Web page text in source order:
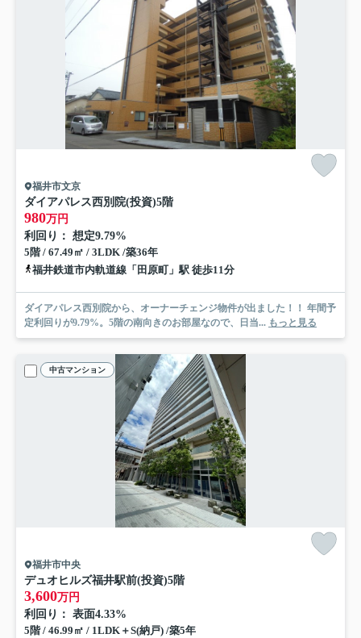
福井市文京
ダイアパレス西別院(投資)5階
980万円
利回り： 想定9.79%
5階 / 67.49㎡ / 3LDK /築36年
福井鉄道市内軌道線「田原町」駅 徒歩11分
ダイアパレス西別院から、オーナーチェンジ物件が出ました！！ 年間予
定利回りが9.79%。5階の南向きのお部屋なので、日当... もっと見る
中古マンション
福井市中央
デュオヒルズ福井駅前(投資)5階
3,600万円
利回り： 表面4.33%
5階 / 46.99㎡ / 1LDK＋S(納戸) /築5年